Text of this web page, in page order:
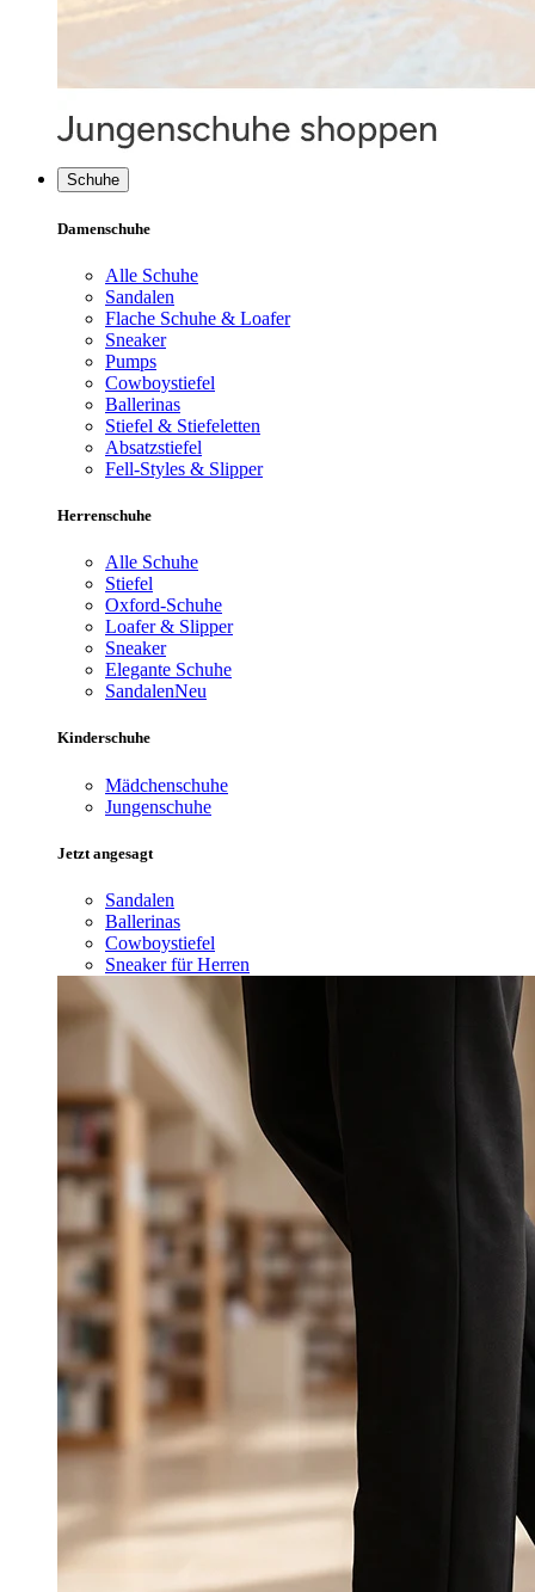
Schuhe
Damenschuhe
Alle Schuhe
Sandalen
Flache Schuhe & Loafer
Sneaker
Pumps
Cowboystiefel
Ballerinas
Stiefel & Stiefeletten
Absatzstiefel
Fell-Styles & Slipper
Herrenschuhe
Alle Schuhe
Stiefel
Oxford-Schuhe
Loafer & Slipper
Sneaker
Elegante Schuhe
SandalenNeu
Kinderschuhe
Mädchenschuhe
Jungenschuhe
Jetzt angesagt
Sandalen
Ballerinas
Cowboystiefel
Sneaker für Herren